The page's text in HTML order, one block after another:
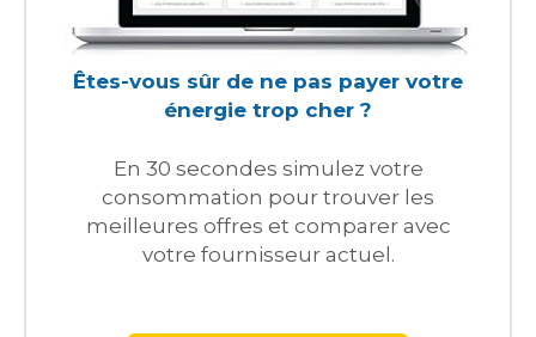
Êtes-vous sûr de ne pas payer votre
énergie trop cher ?
En 30 secondes simulez votre
consommation pour trouver les
meilleures offres et comparer avec
votre fournisseur actuel.